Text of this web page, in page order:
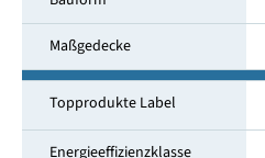
Maßgedecke
Topprodukte Label
Energieeffizienzklasse